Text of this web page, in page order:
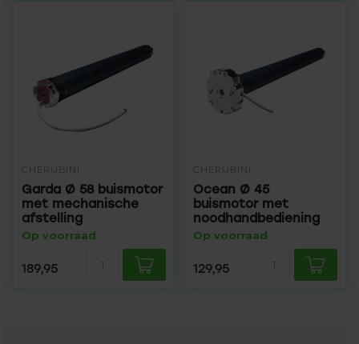
CHERUBINI
Garda Ø 58 buismotor
met mechanische
afstelling
Op voorraad
189,95
CHERUBINI
Ocean Ø 45
buismotor met
noodhandbediening
Op voorraad
129,95